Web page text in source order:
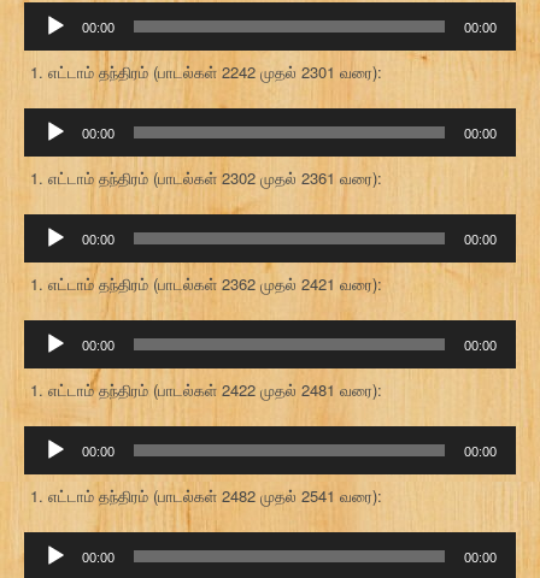
கருவி
00:00 00:00
எட்டாம் தந்திரம் (பாடல்கள் 2242 முதல் 2301 வரை):
கருவி
00:00 00:00
எட்டாம் தந்திரம் (பாடல்கள் 2302 முதல் 2361 வரை):
கருவி
00:00 00:00
எட்டாம் தந்திரம் (பாடல்கள் 2362 முதல் 2421 வரை):
கருவி
00:00 00:00
எட்டாம் தந்திரம் (பாடல்கள் 2422 முதல் 2481 வரை):
கருவி
00:00 00:00
எட்டாம் தந்திரம் (பாடல்கள் 2482 முதல் 2541 வரை):
கருவி
00:00 00:00